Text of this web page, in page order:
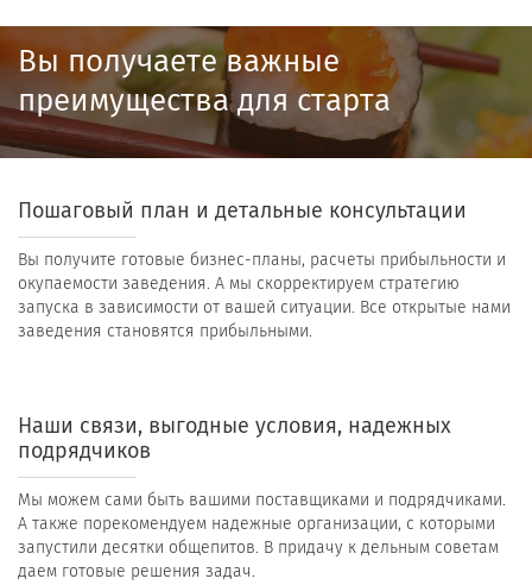
Вы получаете важные
преимущества для старта
Пошаговый план и детальные консультации
Вы получите готовые бизнес-планы, расчеты прибыльности и
окупаемости заведения. А мы скорректируем стратегию
запуска в зависимости от вашей ситуации. Все открытые нами
заведения становятся прибыльными.
Наши связи, выгодные условия, надежных
подрядчиков
Мы можем сами быть вашими поставщиками и подрядчиками.
А также порекомендуем надежные организации, с которыми
запустили десятки общепитов. В придачу к дельным советам
даем готовые решения задач.